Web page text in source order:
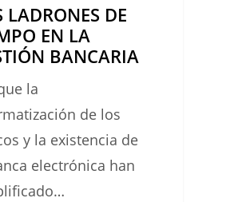
LADRONES DE
EN LA
BANCARIA
la
de los
y la existencia de
electrónica han